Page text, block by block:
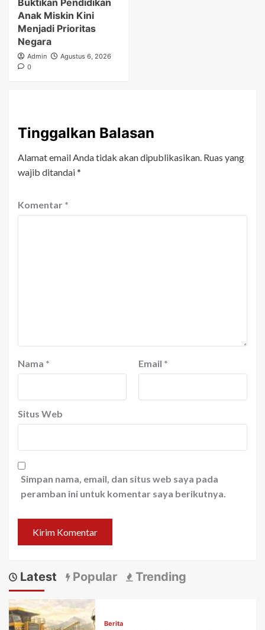
Buktikan Pendidikan
Anak Miskin Kini
Menjadi Prioritas
Negara
Admin
Agustus 6, 2026
0
Tinggalkan Balasan
Alamat email Anda tidak akan dipublikasikan. Ruas yang
wajib ditandai*
Komentar *
Nama * Email *
Situs Web
Simpan nama, email, dan situs web saya pada
peramban ini untuk komentar saya berikutnya.
Latest Popular Trending
Berita